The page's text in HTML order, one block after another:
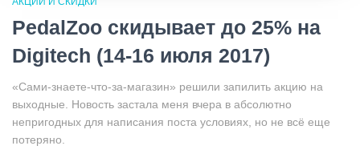
PedalZoo скидывает до 25% на
Digitech (14-16 июля 2017)
«Сами-знаете-что-за-магазин» решили запилить акцию на
выходные. Новость застала меня вчера в абсолютно
непригодных для написания поста условиях, но не всё еще
потеряно.